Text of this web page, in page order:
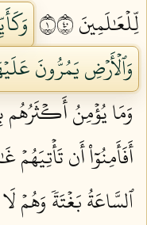
لِّلۡعَٰلَمِينَ ١٠٤
وَٱلۡأَرۡضِ يَمُرُّونَ
وَمَا يُؤۡمِنُ أَكۡثَرُهُم
أَفَأَمِنُوٓاْ أَن
ٱلسَّاعَةُ بَغۡتَةٗ وَهُمۡ لَا